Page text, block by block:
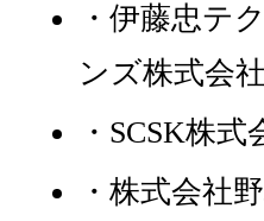
・伊藤忠テ
ンズ株式会社
・SCSK株式
・株式会社